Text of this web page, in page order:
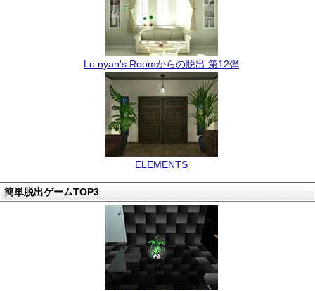
Lo.nyan's Roomからの脱出 第12弾
ELEMENTS
簡単脱出ゲームTOP3